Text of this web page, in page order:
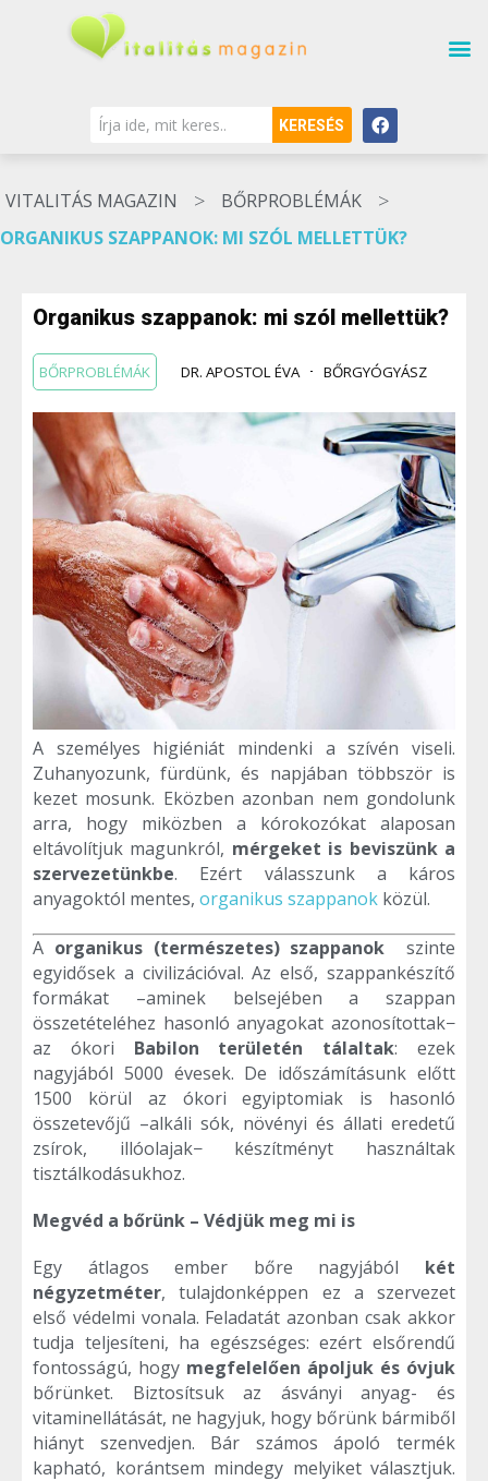
KERESÉS
VITALITÁS MAGAZIN > BŐRPROBLÉMÁK >
ORGANIKUS SZAPPANOK: MI SZÓL MELLETTÜK?
Organikus szappanok: mi szól mellettük?
BŐRPROBLÉMÁK DR. APOSTOL ÉVA BŐRGYÓGYÁSZ
A személyes higiéniát mindenki a szívén viseli.
Zuhanyozunk, fürdünk, és napjában többször is
kezet mosunk. Eközben azonban nem gondolunk
arra, hogy miközben a kórokozókat alaposan
eltávolítjuk magunkról, mérgeket is beviszünk a
szervezetünkbe. Ezért válasszunk a káros
anyagoktól mentes, organikus szappanok közül.
A organikus (természetes) szappanokszinte
egyidősek a civilizációval. Az első, szappankészítő
formákat –aminek belsejében a szappan
összetételéhez hasonló anyagokat azonosítottak−
az ókori Babilon területén tálaltak: ezek
nagyjából 5000 évesek. De időszámításunk előtt
1500 körül az ókori egyiptomiak is hasonló
összetevőjű –alkáli sók, növényi és állati eredetű
zsírok, illóolajak− készítményt használtak
tisztálkodásukhoz.
Megvéd a bőrünk – Védjük meg mi is
Egy átlagos ember bőre nagyjából két
négyzetméter, tulajdonképpen ez a szervezet
első védelmi vonala. Feladatát azonban csak akkor
tudja teljesíteni, ha egészséges: ezért elsőrendű
fontosságú, hogy megfelelően ápoljuk és óvjuk
bőrünket. Biztosítsuk az ásványi anyag- és
vitaminellátását, ne hagyjuk, hogy bőrünk bármiből
hiányt szenvedjen. Bár számos ápoló termék
kapható, korántsem mindegy melyiket választjuk.